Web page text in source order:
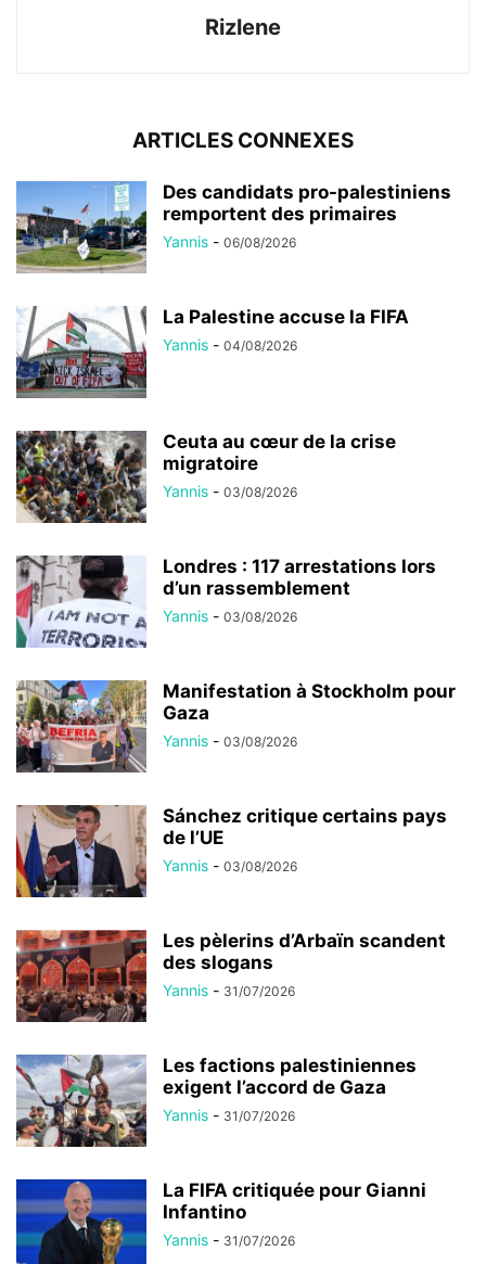
Rizlene
ARTICLES CONNEXES
Des candidats pro-palestiniens
remportent des primaires
Yannis - 06/08/2026
La Palestine accuse la FIFA
Yannis - 04/08/2026
Ceuta au cœur de la crise
migratoire
Yannis - 03/08/2026
Londres : 117 arrestations lors
d’un rassemblement
Yannis - 03/08/2026
Manifestation à Stockholm pour
Gaza
Yannis - 03/08/2026
Sánchez critique certains pays
de l’UE
Yannis - 03/08/2026
Les pèlerins d’Arbaïn scandent
des slogans
Yannis - 31/07/2026
Les factions palestiniennes
exigent l’accord de Gaza
Yannis - 31/07/2026
La FIFA critiquée pour Gianni
Infantino
Yannis - 31/07/2026